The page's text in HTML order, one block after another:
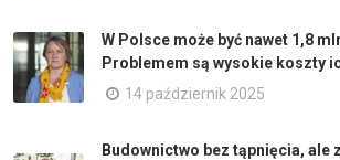
W Polsce może być nawet 1,8
Problemem są wysokie koszty
14 październik 2025
Budownictwo bez tąpnięcia, ale